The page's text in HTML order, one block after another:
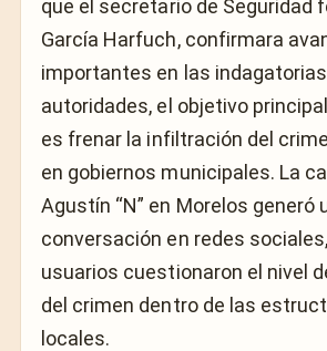
que el secretario de Seguridad
García Harfuch, confirmara
importantes en las
autoridades, el objetivo
es frenar la infiltración del
en gobiernos municipales. La
Agustín “N” en Morelos generó
conversación en redes
usuarios cuestionaron el nivel
del crimen dentro de las
locales.